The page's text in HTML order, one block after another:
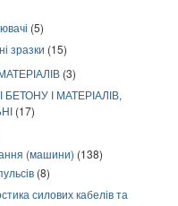
(5)
зразки (15)
(3)
І МАТЕРІАЛІВ,
(17)
(машини) (138)
(8)
силових кабелів та